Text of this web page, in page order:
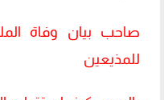
صاحب بيان وفاة
للمذيعين